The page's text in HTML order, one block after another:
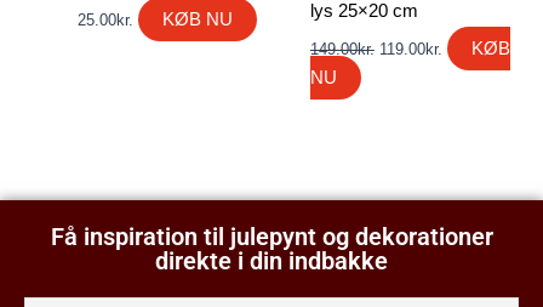
25.00kr. KØB NU
lys 25×20 cm
149.00kr. 119.00kr.
KØB
NU
Få inspiration til julepynt og dekorationer
direkte i din indbakke